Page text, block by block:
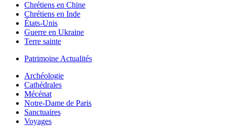
Chrétiens en Chine
Chrétiens en Inde
États-Unis
Guerre en Ukraine
Terre sainte
Patrimoine Actualités
Archéologie
Cathédrales
Mécénat
Notre-Dame de Paris
Sanctuaires
Voyages